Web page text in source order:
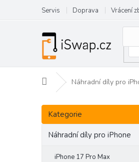
obsah
Servis Doprava Vrácení
Domů Náhradní díly pro
P
s
Přeskočit
kategorie
Kategorie
Náhradní díly pro iPhone
iPhone 17 Pro Max